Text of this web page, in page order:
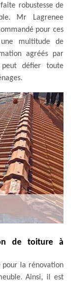
robustesse de
Mr Lagrenee
pour ces
multitude de
agréés par
défier toute
de toiture à
pour la rénovation
Ainsi, il est